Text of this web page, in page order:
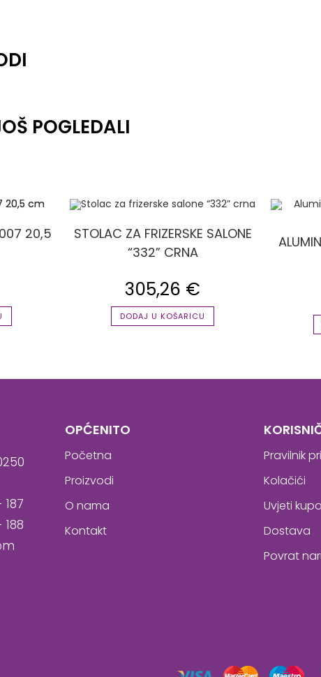
POGLEDALI
20,5
STOLAC ZA FRIZERSKE SALONE
“332” CRNA
305,26 €
DODAJ U KOŠARICU
OPĆENITO
Početna
Proizvodi
O nama
Kontakt
Pravilnik
Kolačići
Uvjeti
Dostava
Povrat